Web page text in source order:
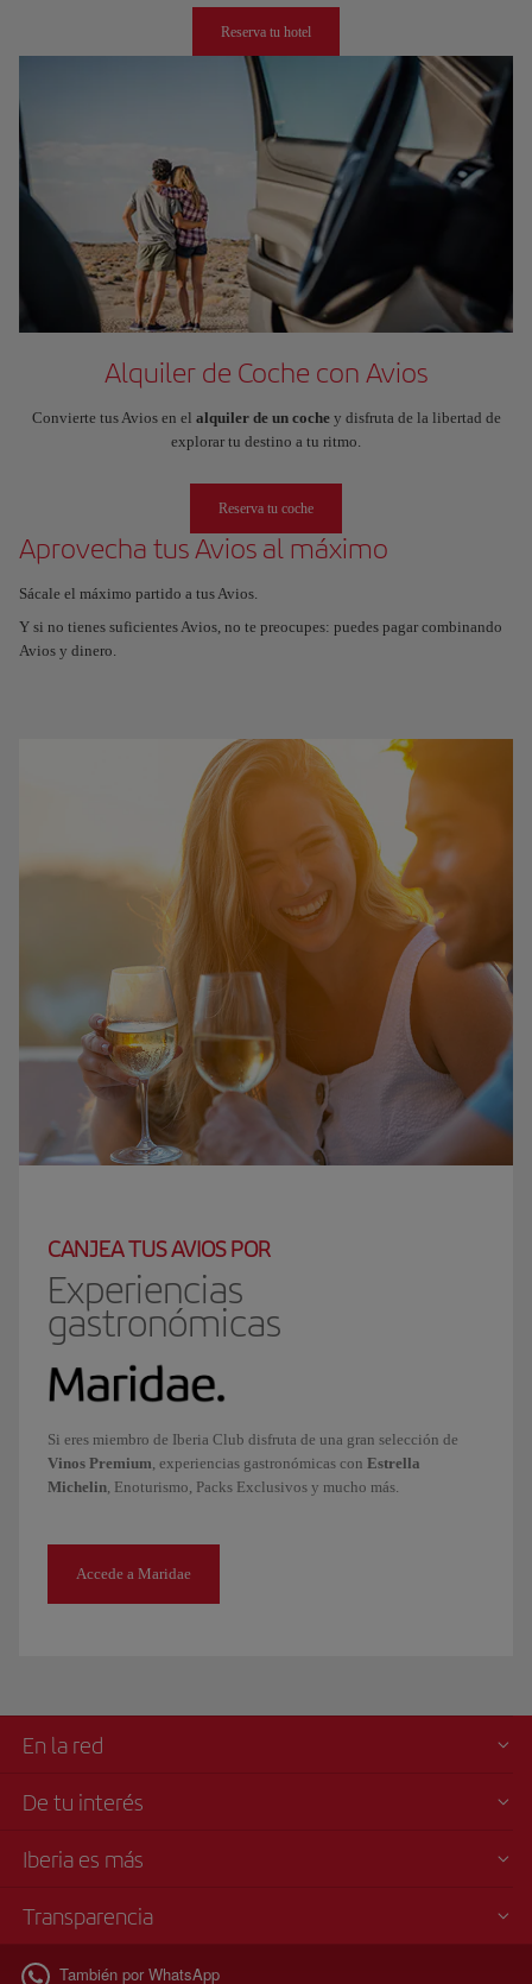
Reserva tu hotel
Alquiler de Coche con Avios
Convierte tus Avios en el alquiler de un cochey disfruta de la libertad de
explorar tu destino a tu ritmo.
Reserva tu coche
Aprovecha tus Avios al máximo
Sácale el máximo partido a tus Avios.
Y si no tienes suficientes Avios, no te preocupes: puedes pagar combinando
Avios y dinero.
CANJEA TUS AVIOS POR
Experiencias
gastronómicas
Si eres miembro de Iberia Club disfruta de una gran selección de
Vinos Premium, experiencias gastronómicas con Estrella
Michelin, Enoturismo, Packs Exclusivos y mucho más.
Accede a Maridae
En la red
De tu interés
Iberia es más
Transparencia
También por WhatsApp